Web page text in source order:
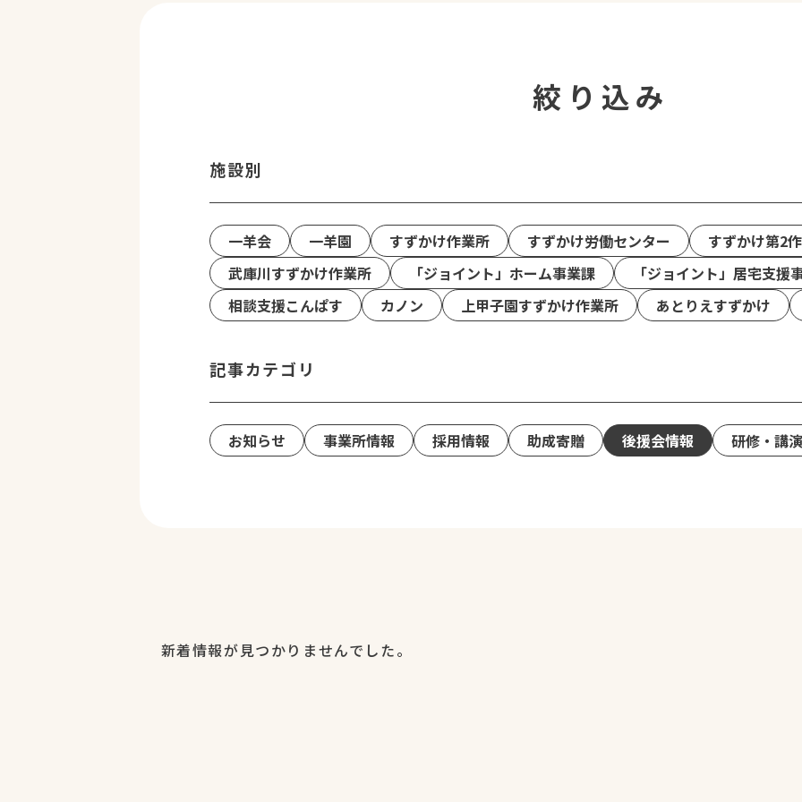
絞り込み
施設別
一羊会 一羊園 すずかけ作業所 すずかけ労働センター
すずかけ第2
武庫川すずかけ作業所
「ジョイント」ホーム事業課
「ジョイント」居宅支援
相談支援こんぱす
カノン 上甲子園すずかけ作業所 あとりえすずかけ
記事カテゴリ
お知らせ 事業所情報 採用情報 助成寄贈 後援会情報 研修・講
新着情報が見つかりませんでした。